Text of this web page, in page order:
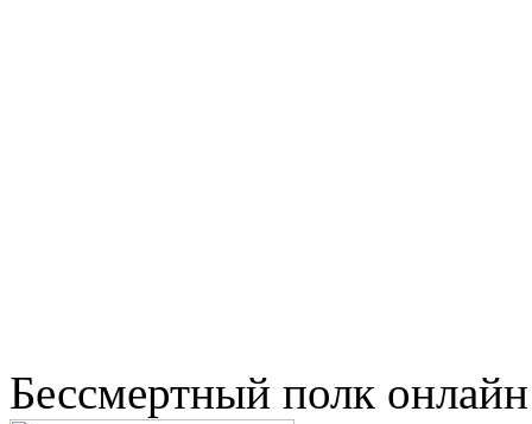
Бессмертный полк онлайн